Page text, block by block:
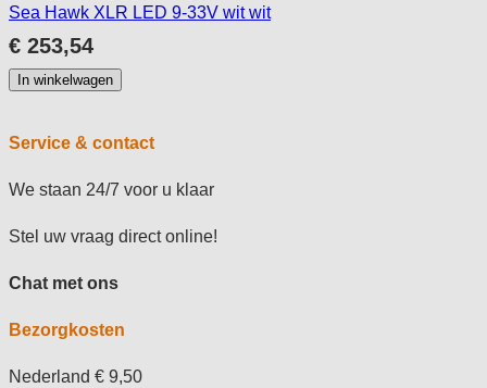
Sea Hawk XLR LED 9-33V wit wit
€ 253,54
In winkelwagen
Service & contact
We staan 24/7 voor u klaar
Stel uw vraag direct online!
Chat met ons
Bezorgkosten
Nederland € 9,50